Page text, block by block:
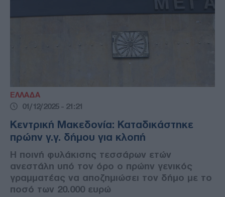
ΕΛΛΑΔΑ
01/12/2025 - 21:21
Κεντρική Μακεδονία: Καταδικάστηκε
πρώην γ.γ. δήμου για κλοπή
Η ποινή φυλάκισης τεσσάρων ετών
ανεστάλη υπό τον όρο ο πρώην γενικός
γραμματέας να αποζημιώσει τον δήμο με το
ποσό των 20.000 ευρώ